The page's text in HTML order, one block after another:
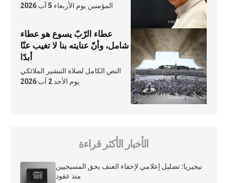
المؤمنين يوم الأربعاء 5 آب 2026
عطاء الرّبّ يسوع هو عطاء
شامل، وأنّ عنايته بنا لا تغيب عنّا
أبدًا
النص الكامل لصلاة التبشير الملائكي
يوم الأحد 2 آب 2026
الأخبار الأكثر قراءة
نيجيريا: تضليل إعلامي لإخفاء العنف بحق المسيحيين
منذ عقود